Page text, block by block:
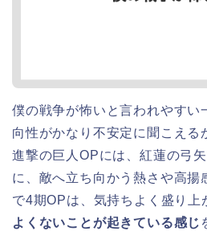
僕の戦争が怖いと言われやすい
向性がかなり不安定に聞こえる
進撃の巨人OPには、紅蓮の弓
に、敵へ立ち向かう熱さや高揚
で4期OPは、気持ちよく盛り上
よくないことが起きている感じ